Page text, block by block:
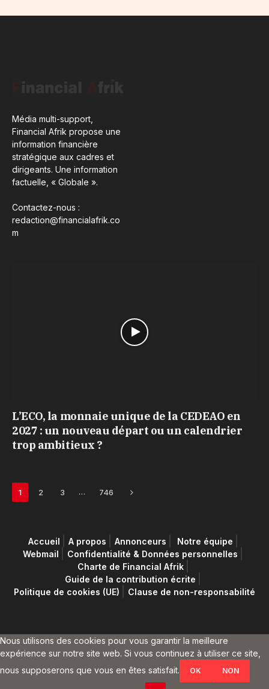
Média multi-support,
Financial Afrik propose une
information financière
stratégique aux cadres et
dirigeants. Une information
factuelle, « Globale ».
Contactez-nous :
redaction@financialafrik.co
m
L’ECO, la monnaie unique de la CEDEAO en
2027 : un nouveau départ ou un calendrier
trop ambitieux ?
1 2 3 … 746 Next
Accueil A propos Annonceurs
Notre équipe
Webmail
Confidentialité & Données personnelles
Charte de Financial Afrik
Guide de la contribution écrite
Politique de cookies (UE)
Clause de non-responsabilité
Nous utilisons des cookies pour vous garantir la meilleure
expérience sur notre site web. Si vous continuez à utiliser ce site,
nous supposerons que vous en êtes satisfait.
OK NON